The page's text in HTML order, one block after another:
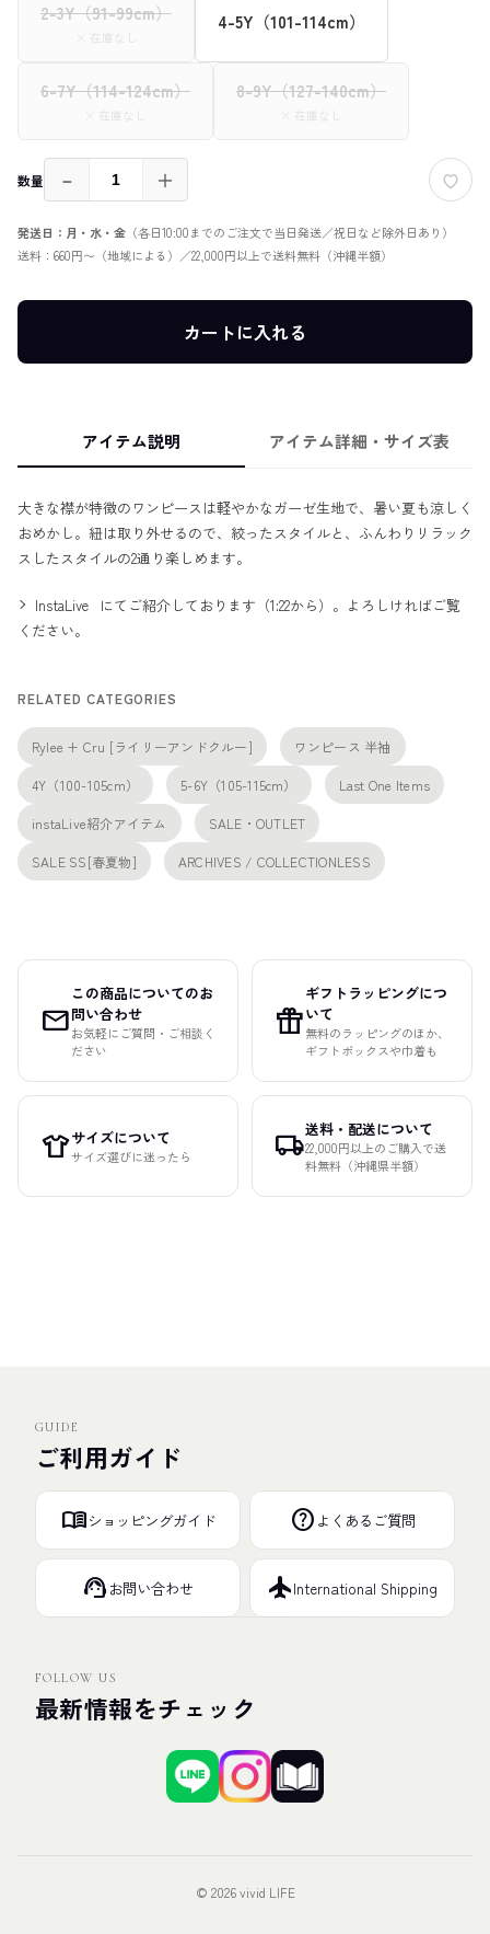
2-3Y（91-99cm）
× 在庫なし
4-5Y（101-114cm）
6-7Y（114-124cm）
× 在庫なし
8-9Y（127-140cm）
× 在庫なし
数量 － ＋
発送日：月・水・金 （各日10:00までのご注文で当日発送／祝日など除外日あり）
送料：660円〜（地域による）／22,000円以上で送料無料（沖縄半額）
カートに入れる
アイテム説明 アイテム詳細・サイズ表
大きな襟が特徴のワンピースは軽やかなガーゼ生地で、暑い夏も涼しく
おめかし。紐は取り外せるので、絞ったスタイルと、ふんわりリラック
スしたスタイルの2通り楽しめます。
InstaLive
にてご紹介しております（1:22から）。よろしければご覧
ください。
RELATED CATEGORIES
Rylee + Cru [ライリーアンドクルー] ワンピース 半袖
4Y（100-105cm） 5-6Y（105-115cm） Last One Items
instaLive紹介アイテム SALE・OUTLET
SALE SS[春夏物] ARCHIVES / COLLECTIONLESS
mail
この商品についてのお
問い合わせ
お気軽にご質問・ご相談く
ださい
featured_seasonal_and_gifts
ギフトラッピングにつ
いて
無料のラッピングのほか、
ギフトボックスや巾着も
apparelサイズについて
サイズ選びに迷ったら local_shipping送料・配送について
22,000円以上のご購入で送
料無料（沖縄県半額）
GUIDE
ご利用ガイド
menu_bookショッピングガイド help よくあるご質問
support_agent お問い合わせ flightInternational Shipping
FOLLOW US
最新情報をチェック
© 2026 vivid LIFE